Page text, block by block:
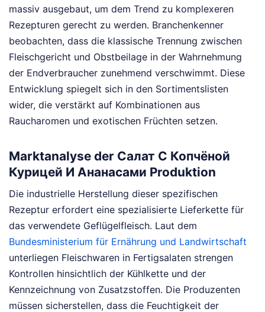
massiv ausgebaut, um dem Trend zu komplexeren
Rezepturen gerecht zu werden. Branchenkenner
beobachten, dass die klassische Trennung zwischen
Fleischgericht und Obstbeilage in der Wahrnehmung
der Endverbraucher zunehmend verschwimmt. Diese
Entwicklung spiegelt sich in den Sortimentslisten
wider, die verstärkt auf Kombinationen aus
Raucharomen und exotischen Früchten setzen.
Marktanalyse der Салат С Копчёной
Курицей И Ананасами Produktion
Die industrielle Herstellung dieser spezifischen
Rezeptur erfordert eine spezialisierte Lieferkette für
das verwendete Geflügelfleisch. Laut dem
Bundesministerium für Ernährung und Landwirtschaft
unterliegen Fleischwaren in Fertigsalaten strengen
Kontrollen hinsichtlich der Kühlkette und der
Kennzeichnung von Zusatzstoffen. Die Produzenten
müssen sicherstellen, dass die Feuchtigkeit der